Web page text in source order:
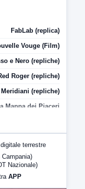
FabLab (replica)
Vouge (Film)
e Nero (repliche)
Roger (repliche)
(repliche)
Mappa dei Piaceri
LabNews (Diretta)
terrestre
Campania)
Nazionale)
APP